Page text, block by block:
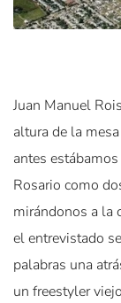
Juan Manuel
altura de la
antes
Rosario como
mirándonos a la
el entrevistado
palabras una
un freestyler